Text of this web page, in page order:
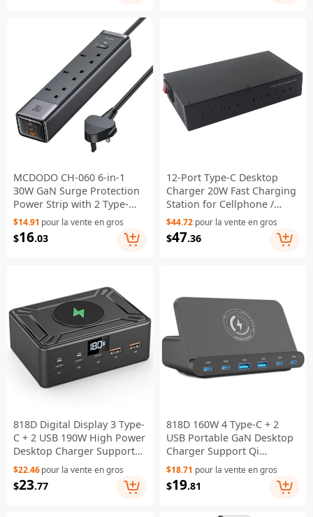
MCDODO CH-060 6-in-1
30W GaN Surge Protection
Power Strip with 2 Type-
C+USB - UK Plug / Black
$14.91 pour la vente en gros
$16.03
12-Port Type-C Desktop
Charger 20W Fast Charging
Station for Cellphone /
Tablet / Laptop - US Plug
$44.72 pour la vente en gros
$47.36
818D Digital Display 3 Type-
C + 2 USB 190W High Power
Desktop Charger Support
Qi Wireless Charging - US
Plug
$22.46pour la vente en gros
$23.77
818D 160W 4 Type-C + 2
USB Portable GaN Desktop
Charger Support Qi
Wireless Charging - US Plug
$18.71 pour la vente en gros
$19.81